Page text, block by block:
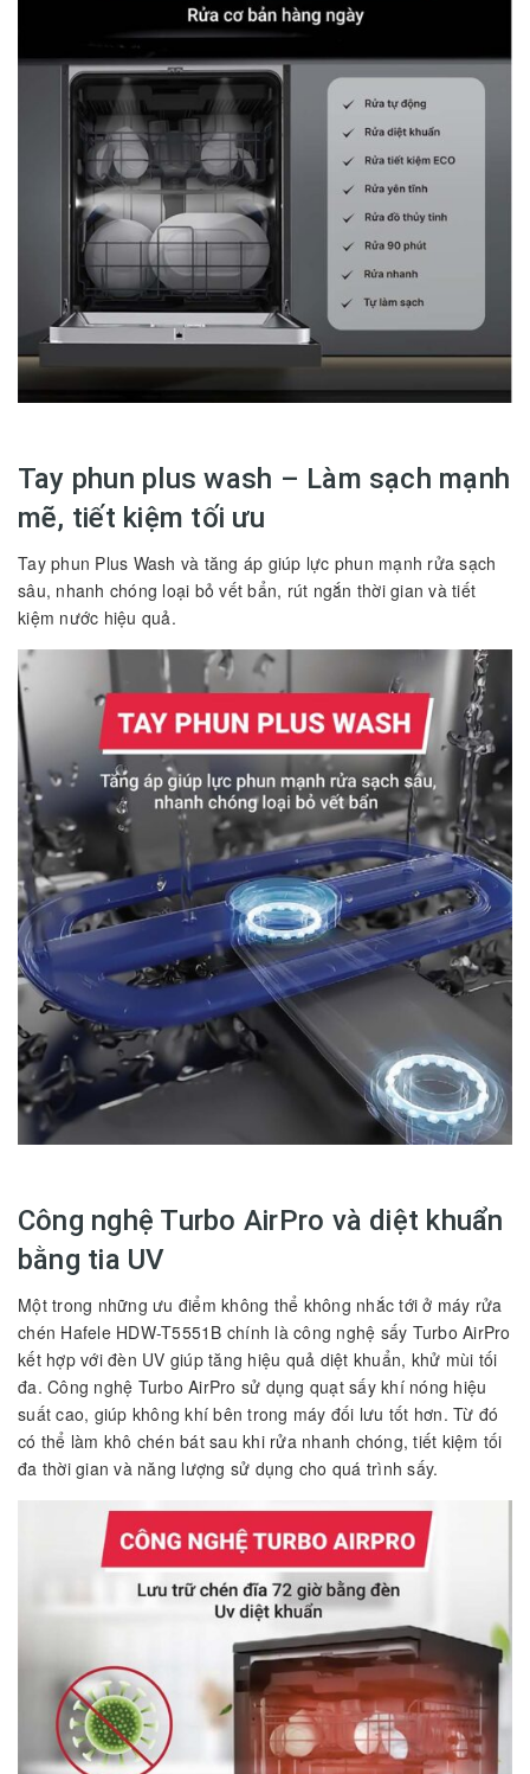
Tay phun plus wash – Làm sạch mạnh
mẽ, tiết kiệm tối ưu
Tay phun Plus Wash và tăng áp giúp lực phun mạnh rửa sạch
sâu, nhanh chóng loại bỏ vết bẩn, rút ngắn thời gian và tiết
kiệm nước hiệu quả.
Công nghệ Turbo AirPro và diệt khuẩn
bằng tia UV
Một trong những ưu điểm không thể không nhắc tới ở máy rửa
chén Hafele HDW-T5551B chính là công nghệ sấy Turbo AirPro
kết hợp với đèn UV giúp tăng hiệu quả diệt khuẩn, khử mùi tối
đa. Công nghệ Turbo AirPro sử dụng quạt sấy khí nóng hiệu
suất cao, giúp không khí bên trong máy đối lưu tốt hơn. Từ đó
có thể làm khô chén bát sau khi rửa nhanh chóng, tiết kiệm tối
đa thời gian và năng lượng sử dụng cho quá trình sấy.